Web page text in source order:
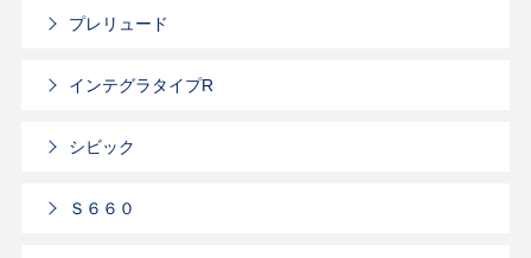
プレリュード
インテグラタイプR
シビック
Ｓ６６０